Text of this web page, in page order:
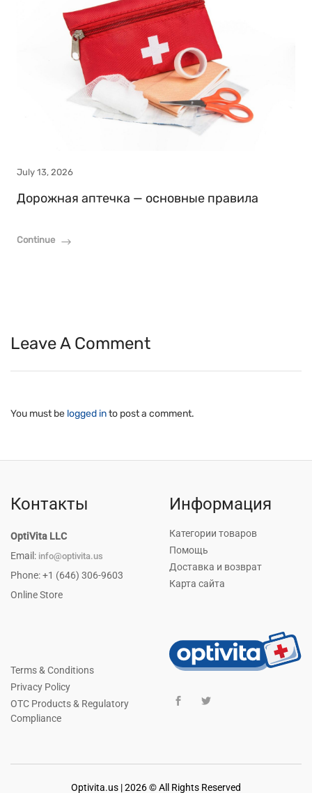
July 13, 2026
Дорожная аптечка — основные правила
Continue
Leave A Comment
You must be logged into post a comment.
Контакты
OptiVita LLC
Email: info@optivita.us
Phone: +1 (646) 306-9603
Online Store
Информация
Категории товаров
Помощь
Доставка и возврат
Карта сайта
Terms & Conditions
Privacy Policy
OTC Products & Regulatory
Compliance
Optivita.us | 2026 © All Rights Reserved